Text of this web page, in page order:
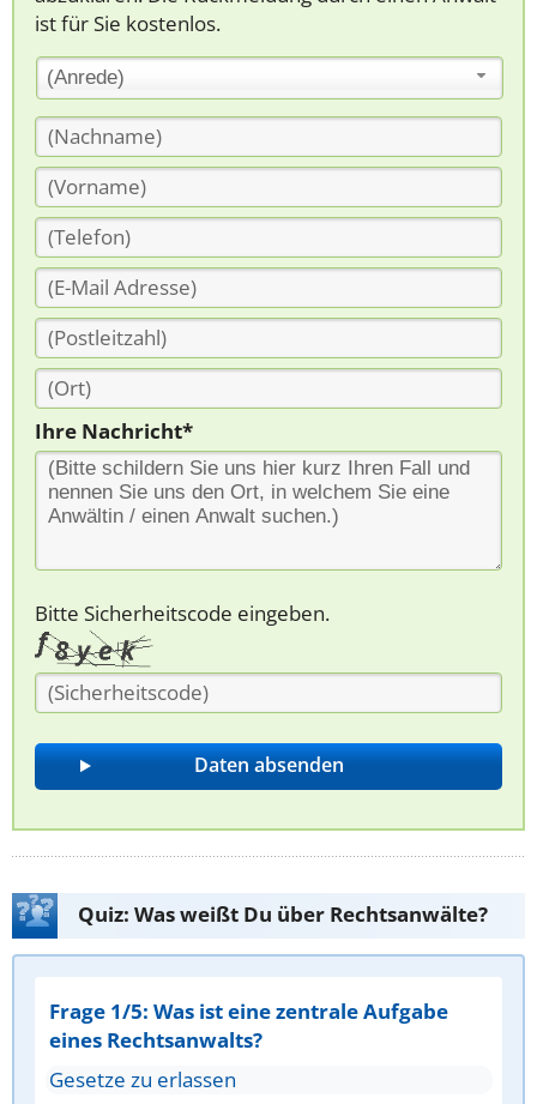
ist für Sie kostenlos.
(Anrede)
Ihre Nachricht*
Bitte Sicherheitscode eingeben.
Quiz: Was weißt Du über Rechtsanwälte?
Frage 1/5: Was ist eine zentrale Aufgabe
eines Rechtsanwalts?
Gesetze zu erlassen